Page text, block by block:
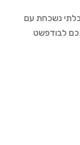
נשכחת עם
לבודפשט